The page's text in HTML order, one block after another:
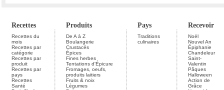
Recettes Produits Pays Recevoir
Recettes du
mois
Recettes par
catégorie
Recettes par
produit
Recettes par
pays
Recettes
Santé
De A à Z
Boulangerie
Crustacés
Épices
Fines herbes
Tentations d'Épicure
Fromages, oeufs,
produits laitiers
Fruits & noix
Légumes
Traditions
culinaires
Noël
Nouvel An
Épiphanie
Chandeleur
Saint-
Valentin
Pâques
Halloween
Action de
Grâce